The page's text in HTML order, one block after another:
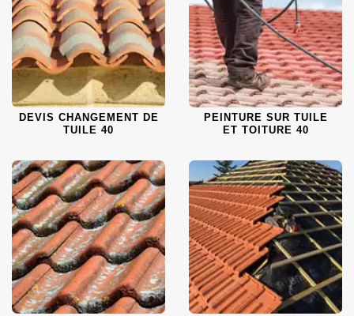
DEVIS CHANGEMENT DE
TUILE 40
PEINTURE SUR TUILE
ET TOITURE 40